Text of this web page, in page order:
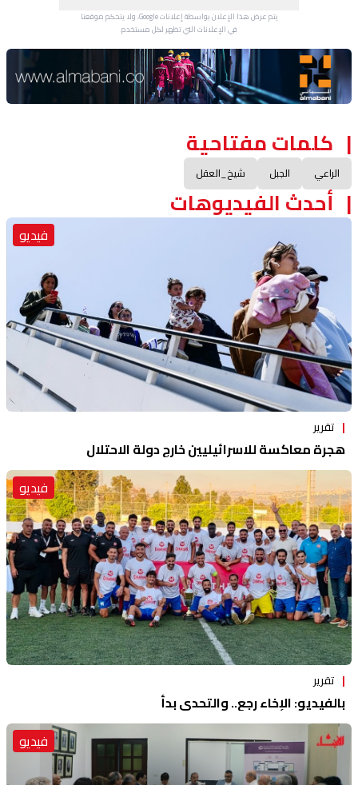
يتم عرض هذا الإعلان بواسطة إعلانات Google، ولا يتحكم موقعنا
في الإعلانات التي تظهر لكل مستخدم.
Advertisement Section
كلمات مفتاحية
الراعي الجبل شيخ_العقل
أحدث الفيديوهات
فيديو
تقرير
هجرة معاكسة للاسرائيليين خارج دولة الاحتلال
فيديو
تقرير
بالفيديو: الإخاء رجع.. والتحدي بدأ
فيديو